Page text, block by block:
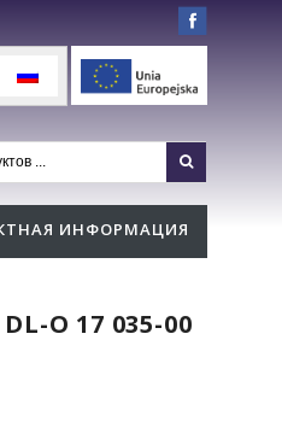
ИНФОРМАЦИЯ
O 17 035-00